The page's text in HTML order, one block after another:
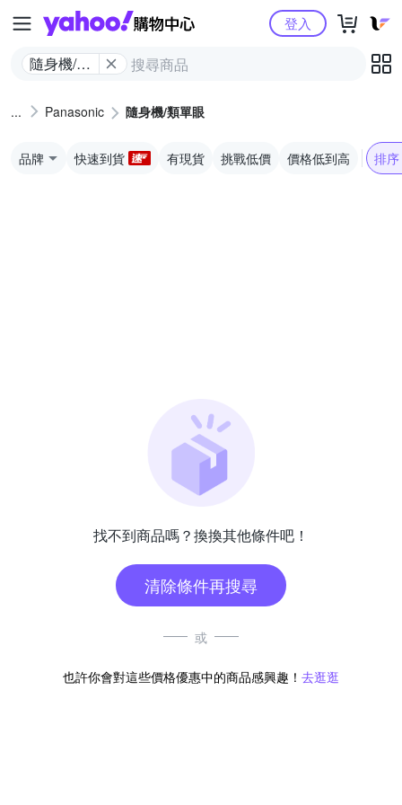
Yahoo購物中心
隨身機/類
登入
Panasonic 隨身機/類單眼
品牌 快速到貨 有現貨 挑戰低價 價格低到高 排序
找不到商品嗎？換換其他條件吧！
清除條件再搜尋
或
也許你會對這些價格優惠中的商品感興趣！ 去逛逛